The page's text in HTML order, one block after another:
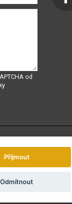
od
Přijmout
Odmítnout